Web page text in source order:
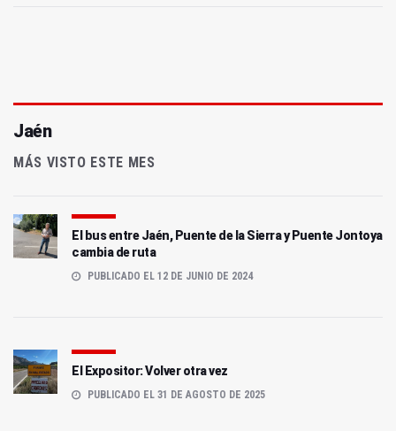
Jaén
MÁS VISTO ESTE MES
El bus entre Jaén, Puente de la Sierra y Puente Jontoya
cambia de ruta
PUBLICADO EL 12 DE JUNIO DE 2024
El Expositor: Volver otra vez
PUBLICADO EL 31 DE AGOSTO DE 2025